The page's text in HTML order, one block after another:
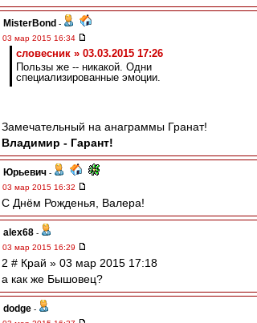
MisterBond -
03 мар 2015 16:34
словесник » 03.03.2015 17:26
Пользы же -- никакой. Одни
специализированные эмоции.
Замечательный на анаграммы Гранат!
Владимир - Гарант!
Юрьевич -
03 мар 2015 16:32
С Днём Рожденья, Валера!
alex68 -
03 мар 2015 16:29
2 # Край » 03 мар 2015 17:18
а как же Бышовец?
dodge -